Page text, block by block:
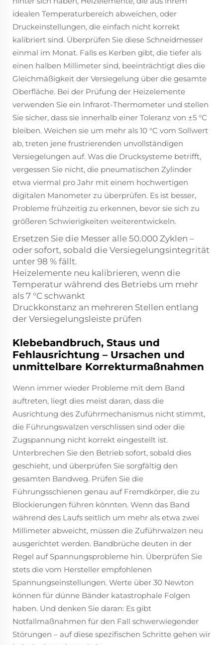
idealen Temperaturbereich abweichen, oder
Druckeinstellungen, die einfach nicht korrekt
kalibriert sind. Überprüfen Sie diese Schneidmesser
einmal im Monat. Falls es Kerben gibt, die tiefer als
einen halben Millimeter sind, beeinträchtigt dies die
Gleichmäßigkeit der Versiegelung über die gesamte
Oberfläche. Bei der Prüfung der Heizelemente
verwenden Sie ein Infrarot-Thermometer und stellen
Sie sicher, dass sie innerhalb einer Toleranz von ±5 °C
bleiben. Weichen sie um mehr als 10 °C vom Sollwert
ab, treten jene frustrierenden unvollständigen
Versiegelungen auf. Was die Drucksysteme betrifft,
vergessen Sie nicht, die pneumatischen Zylinder
etwa viermal pro Jahr mit einem hochwertigen
digitalen Manometer zu überprüfen. Es ist besser,
Probleme frühzeitig zu erkennen, bevor sie sich zu
größeren Schwierigkeiten weiterentwickeln.
Ersetzen Sie die Messer alle 50.000 Zyklen –
oder sofort, sobald die Versiegelungsintegrität
unter 98 % fällt.
Heizelemente neu kalibrieren, wenn die
Temperatur während des Betriebs um mehr
als 7 °C schwankt
Druckkonstanz an mehreren Stellen entlang
der Versiegelungsleiste prüfen
Klebebandbruch, Staus und
Fehlausrichtung – Ursachen und
unmittelbare Korrekturmaßnahmen
Wenn immer wieder Probleme mit dem Band
auftreten, liegt dies meist daran, dass die
Ausrichtung des Zuführmechanismus nicht stimmt,
die Führungswalzen verschlissen sind oder die
Zugspannung nicht korrekt eingestellt ist.
Unterbrechen Sie den Betrieb sofort, sobald dies
geschieht, und überprüfen Sie sorgfältig den
gesamten Bandweg. Prüfen Sie die
Führungsschienen genau auf Fremdkörper, die zu
Blockierungen führen könnten. Wenn das Band
während des Laufs seitlich um mehr als etwa zwei
Millimeter abweicht, müssen die Zuführwalzen neu
ausgerichtet werden. Bandbrüche deuten in der
Regel auf Spannungsprobleme hin. Überprüfen Sie
stets die vom Hersteller empfohlenen
Spannungseinstellungen. Werte über 30 Newton
können für dünne Bänder katastrophale Folgen
haben. Und denken Sie daran: Es gibt
Notfallmaßnahmen für den Fall schwerwiegender
Störungen – auf diese spezifischen Schritte gehen wir